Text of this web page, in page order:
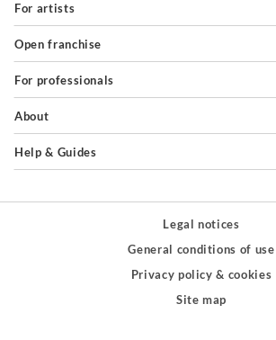
For artists
Open franchise
For professionals
About
Help & Guides
Legal notices
General conditions of use
Privacy policy & cookies
Site map